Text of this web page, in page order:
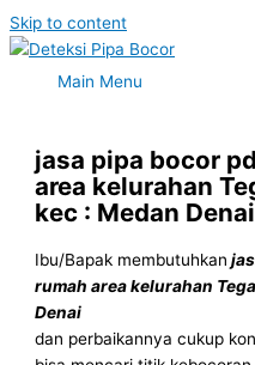
Skip to content
Main Menu
jasa pipa bocor
area kelurahan
kec : Medan Denai
Ibu/Bapak membutuhkan
rumah area kelurahan
Denai
dan perbaikannya cukup